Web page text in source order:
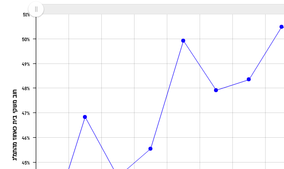
45%
46%
47%
48%
49%
50%
51%
חוב משקי בית כאחוז מהתמ"ג